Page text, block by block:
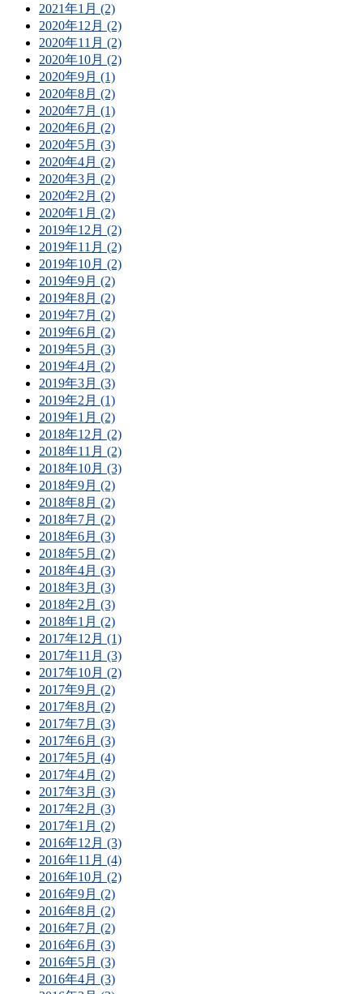
2021年1月 (2)
2020年12月 (2)
2020年11月 (2)
2020年10月 (2)
2020年9月 (1)
2020年8月 (2)
2020年7月 (1)
2020年6月 (2)
2020年5月 (3)
2020年4月 (2)
2020年3月 (2)
2020年2月 (2)
2020年1月 (2)
2019年12月 (2)
2019年11月 (2)
2019年10月 (2)
2019年9月 (2)
2019年8月 (2)
2019年7月 (2)
2019年6月 (2)
2019年5月 (3)
2019年4月 (2)
2019年3月 (3)
2019年2月 (1)
2019年1月 (2)
2018年12月 (2)
2018年11月 (2)
2018年10月 (3)
2018年9月 (2)
2018年8月 (2)
2018年7月 (2)
2018年6月 (3)
2018年5月 (2)
2018年4月 (3)
2018年3月 (3)
2018年2月 (3)
2018年1月 (2)
2017年12月 (1)
2017年11月 (3)
2017年10月 (2)
2017年9月 (2)
2017年8月 (2)
2017年7月 (3)
2017年6月 (3)
2017年5月 (4)
2017年4月 (2)
2017年3月 (3)
2017年2月 (3)
2017年1月 (2)
2016年12月 (3)
2016年11月 (4)
2016年10月 (2)
2016年9月 (2)
2016年8月 (2)
2016年7月 (2)
2016年6月 (3)
2016年5月 (3)
2016年4月 (3)